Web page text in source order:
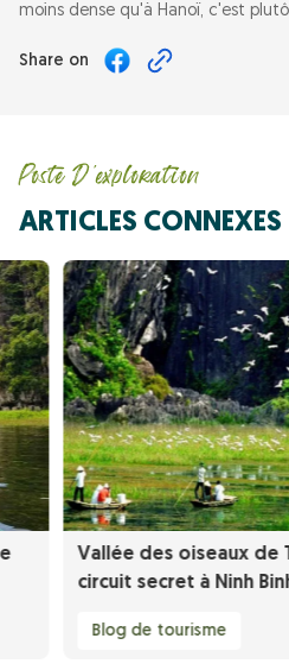
moins dense qu'à Hanoï, c'est
Share on
Poste D'exploration
ARTICLES CONNEXES
Vallée des oiseaux de
circuit secret à Ninh
Blog de tourisme